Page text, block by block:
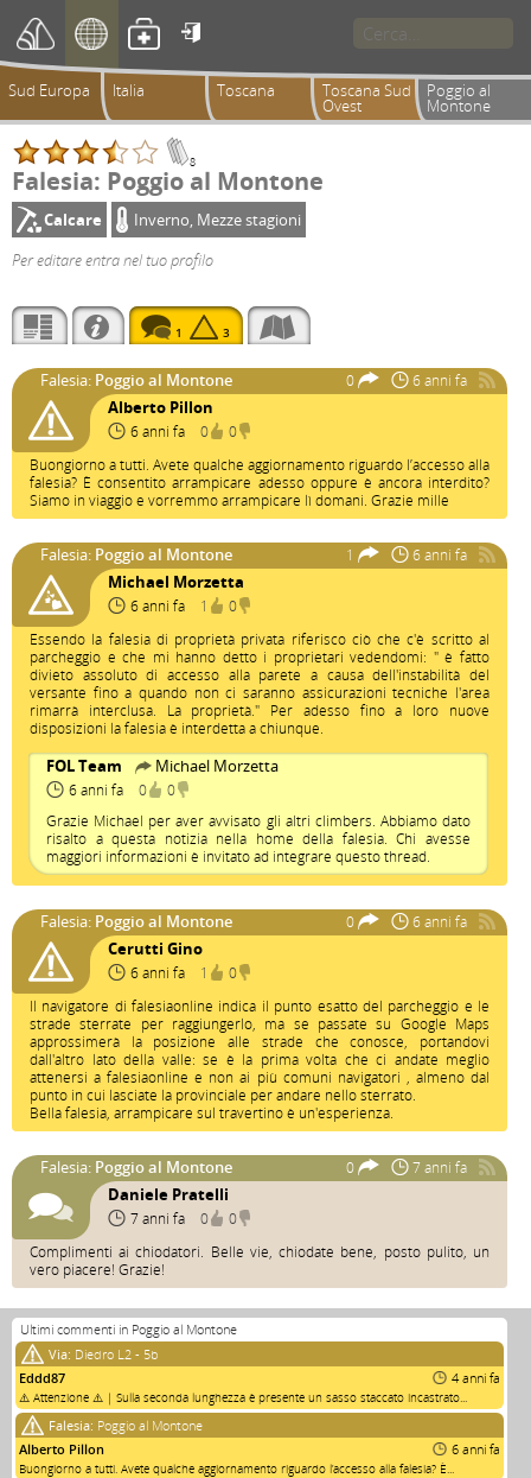

Sud Europa Italia Toscana Toscana Sud
Ovest
Poggio al
Montone
8
Falesia: Poggio al Montone
Calcare
Inverno, Mezze stagioni
Per editare entra nel tuo profilo
1 3
Falesia: Poggio al Montone 0 6 anni fa
Alberto Pillon
6 anni fa 0
0
Buongiorno a tutti. Avete qualche aggiornamento riguardo l’accesso alla
falesia? È consentito arrampicare adesso oppure è ancora interdito?
Siamo in viaggio e vorremmo arrampicare lì domani. Grazie mille
Falesia: Poggio al Montone 1 6 anni fa
Michael Morzetta
6 anni fa 1
0
Essendo la falesia di proprietà privata riferisco ciò che c'è scritto al
parcheggio e che mi hanno detto i proprietari vedendomi: " è fatto
divieto assoluto di accesso alla parete a causa dell'instabilità del
versante fino a quando non ci saranno assicurazioni tecniche l'area
rimarrà interclusa. La proprietà." Per adesso fino a loro nuove
disposizioni la falesia è interdetta a chiunque.
FOL Team Michael Morzetta
6 anni fa 0
0
Grazie Michael per aver avvisato gli altri climbers. Abbiamo dato
risalto a questa notizia nella home della falesia. Chi avesse
maggiori informazioni è invitato ad integrare questo thread.
Falesia: Poggio al Montone 0 6 anni fa
Cerutti Gino
6 anni fa 1
0
Il navigatore di falesiaonline indica il punto esatto del parcheggio e le
strade sterrate per raggiungerlo, ma se passate su Google Maps
approssimerà la posizione alle strade che conosce, portandovi
dall'altro lato della valle: se è la prima volta che ci andate meglio
attenersi a falesiaonline e non ai più comuni navigatori , almeno dal
punto in cui lasciate la provinciale per andare nello sterrato.
Bella falesia, arrampicare sul travertino è un'esperienza.
Falesia: Poggio al Montone 0 7 anni fa
Daniele Pratelli
7 anni fa 0
0
Complimenti ai chiodatori. Belle vie, chiodate bene, posto pulito, un
vero piacere! Grazie!
Ultimi commenti in Poggio al Montone
Via: Diedro L2 - 5b
Eddd87
4 anni fa
⚠️ Attenzione ⚠️ | Sulla seconda lunghezza è presente un sasso staccato incastrato...
Falesia: Poggio al Montone
Alberto Pillon
6 anni fa
Buongiorno a tutti. Avete qualche aggiornamento riguardo l’accesso alla falesia? È...